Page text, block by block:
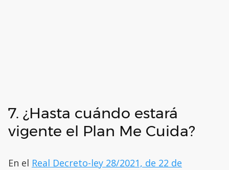
7. ¿Hasta cuándo estará
vigente el Plan Me Cuida?
En el Real Decreto-ley 28/2021, de 22 de